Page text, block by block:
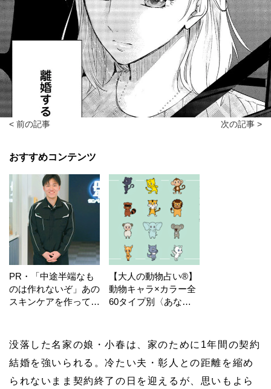
< 前の記事 次の記事 >
おすすめコンテンツ
PR・「中途半端なも
のは作れないぞ」あの
スキンケアを作ってい
【大人の動物占い®】
動物キャラ×カラー全
60タイプ別〈あなた
没落した名家の娘・小春は、家のために1年間の契約
結婚を強いられる。冷たい夫・彰人との距離を縮め
られないまま契約終了の日を迎えるが、思いもよら